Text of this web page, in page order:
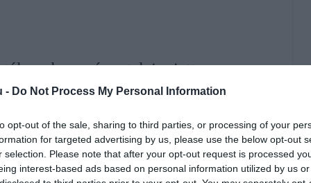
- Do Not Process My Personal Information
opt-out of the sale, sharing to third parties, or processing of your
for targeted advertising by us, please use the below opt-out
selection. Please note that after your opt-out request is processed
interest-based ads based on personal information utilized by us
mely a száraz talaj miatt
Az enyhülést hozó hidegfront
csak kisebb körzetekben hoztak
is szomjazik. A folytatás sem ígér
zivatarok várhatók csak.